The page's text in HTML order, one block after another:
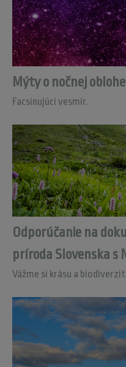
Mýty o nočnej oblohe
Facsinujúci vesmír.
Odporúčanie na
príroda Slovenska s
Vážme si krásu a